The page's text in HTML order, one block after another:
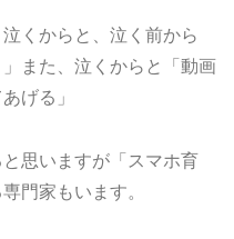
くからと、泣く前から
また、泣くからと「動画
げる」
思いますが「スマホ育
門家もいます。